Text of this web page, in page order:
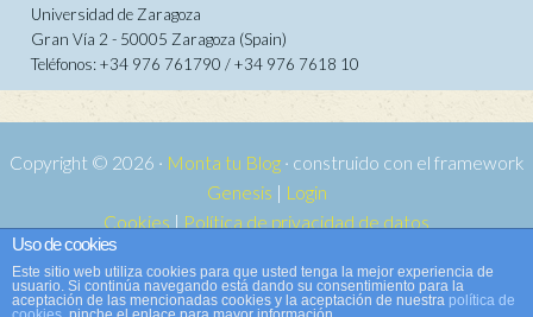
Universidad de Zaragoza
Gran Vía 2 - 50005 Zaragoza (Spain)
Teléfonos: +34 976 761790 / +34 976 7618 10
Copyright © 2026 · Monta tu Blog· construido con el framework
Genesis | Login
Cookies | Política de privacidad de datos
Copyright © 2026 ·
WordPress·Acceder
Uso de cookies
Este sitio web utiliza cookies para que usted tenga la mejor experiencia de
usuario. Si continúa navegando está dando su consentimiento para la
aceptación de las mencionadas cookies y la aceptación de nuestra política de